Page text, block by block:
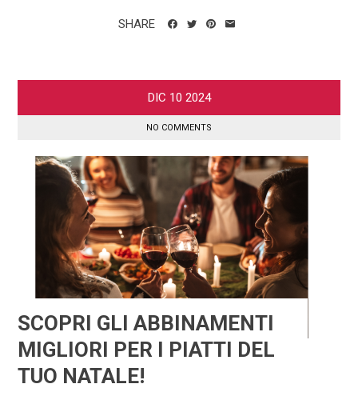
SHARE
DIC 10 2024
NO COMMENTS
SCOPRI GLI ABBINAMENTI
MIGLIORI PER I PIATTI DEL
TUO NATALE!